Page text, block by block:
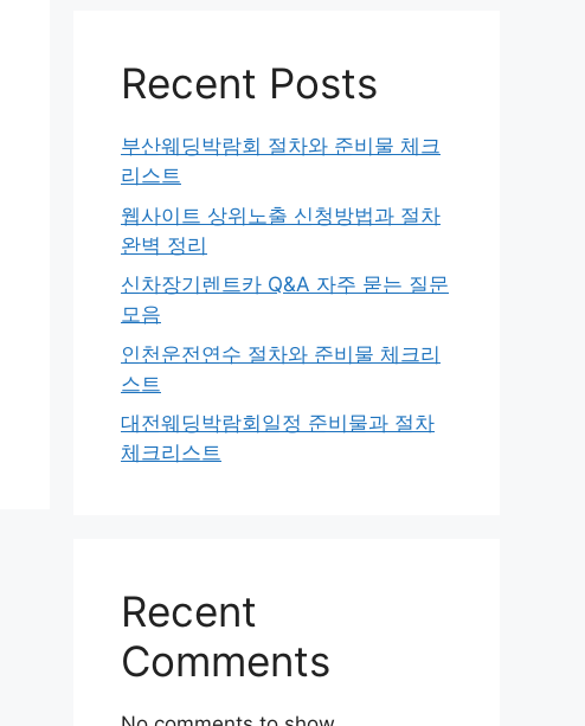
Recent Posts
부산웨딩박람회 절차와 준비물 체크
리스트
웹사이트 상위노출 신청방법과 절차
완벽 정리
신차장기렌트카 Q&A 자주 묻는 질문
모음
인천운전연수 절차와 준비물 체크리
스트
대전웨딩박람회일정 준비물과 절차
체크리스트
Recent
Comments